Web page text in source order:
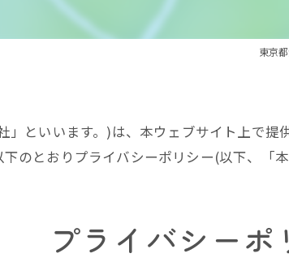
東京
といいます。)は、本ウェブサイト上で提
のとおりプライバシーポリシー(以下、「
プライバシーポ